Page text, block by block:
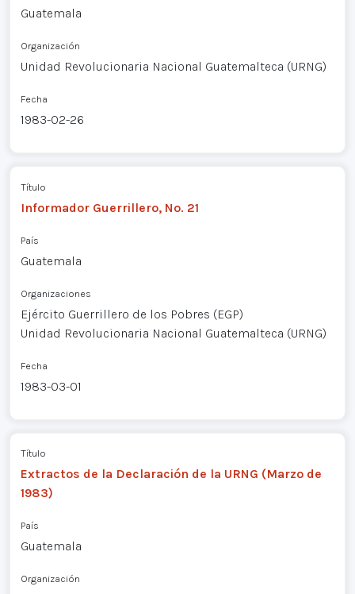
Guatemala
Organización
Unidad Revolucionaria Nacional Guatemalteca (URNG)
Fecha
1983-02-26
Título
Informador Guerrillero, No. 21
País
Guatemala
Organizaciones
Ejército Guerrillero de los Pobres (EGP)
Unidad Revolucionaria Nacional Guatemalteca (URNG)
Fecha
1983-03-01
Título
Extractos de la Declaración de la URNG (Marzo de
1983)
País
Guatemala
Organización